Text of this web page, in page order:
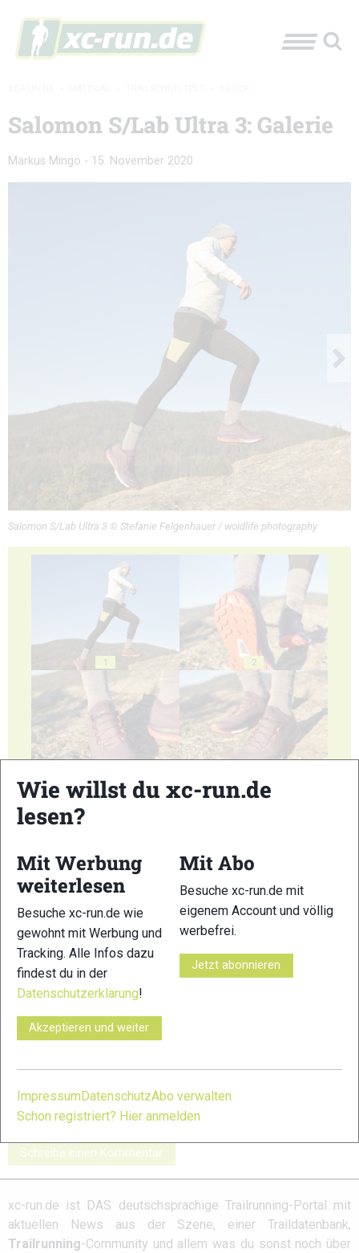
Salomon S/Lab Ultra 3: Galerie
Markus Mingo - 15. November 2020
Salomon S/Lab Ultra 3 © Stefanie Felgenhauer / woidlife photography
1 2
5 6
© Bilder 1 - 6: Stefanie Felgenhauer / woidlife photography;
VERWANDTE ARTIKEL
235: Galerie
2: Galerie
Zurück
Schreibe einen Kommentar
xc-run.de ist DAS deutschsprachige Trailrunning-Portal mit
aktuellen News aus der Szene, einer Traildatenbank,
Trailrunning-Community und allem was du sonst noch über
Wie willst du xc-run.de
lesen?
Mit Werbung
weiterlesen
Besuche xc-run.de wie
gewohnt mit Werbung und
Tracking. Alle Infos dazu
findest du in der
Datenschutzerklärung!
Akzeptieren und weiter
Mit Abo
Besuche xc-run.de mit
eigenem Account und völlig
werbefrei.
Jetzt abonnieren
Impressum DatenschutzAbo verwalten
Schon registriert? Hier anmelden